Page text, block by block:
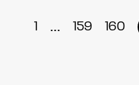
1 ... 159 160